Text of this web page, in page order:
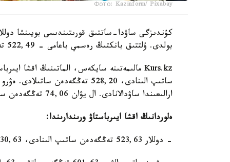
Фото: Kazinform/ Pixabay
بولدى. ۇلتتىق بانكتىڭ رەسمي باعامى - 522,49 تەڭگە.
ارالىعىندا ساۋدالانادى. ال يۋان 74,06 تەڭگەدەن ساتىپ الىنادى، 76,85 تەڭگەدەن ساتىلادى.
ەلوردانىڭ اقشا ايىرباستاۋ ورىندارىندا:
- دوللار 523,63 تەڭگەدەن ساتىپ الىنادى، 530,63 تەڭگەدەن ساتىلادى؛